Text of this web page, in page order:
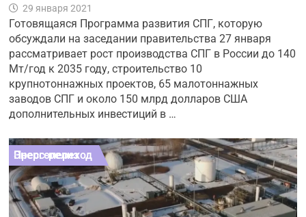
29 января 2021
Готовящаяся Программа развития СПГ, которую
обсуждали на заседании правительства 27 января
рассматривает рост производства СПГ в России до 140
Мт/год к 2035 году, строительство 10
крупнотоннажных проектов, 65 малотоннажных
заводов СПГ и около 150 млрд долларов США
дополнительных инвестиций в …
Пресс-релиз
Энергопереход